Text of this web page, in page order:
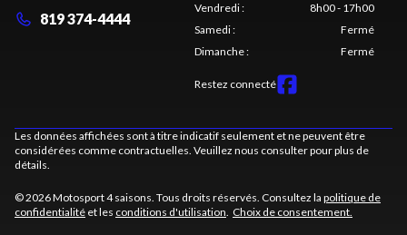
819 374-4444
Vendredi:
8h00 - 17h00
Samedi:
Fermé
Dimanche: Fermé
Restez connecté
Les données affichées sont à titre indicatif seulement et ne peuvent être
considérées comme contractuelles. Veuillez nous consulter pour plus de
détails.
© 2026 Motosport 4 saisons. Tous droits réservés. Consultez la politique de
confidentialité et les conditions d'utilisation. Choix de consentement.